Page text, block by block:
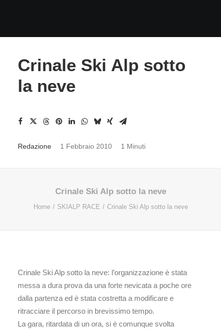
Crinale Ski Alp sotto
la neve
Redazione 1 Febbraio 2010 1 Minuti
Crinale Ski Alp sotto la neve
Home SKIALP RACE Crinale Ski Alp sotto la neve
Crinale Ski Alp sotto la neve: l’organizzazione è stata
messa a dura prova da una forte nevicata a poche ore
dalla partenza ed è stata costretta a modificare e
ritracciare il percorso in brevissimo tempo.
La gara, ritardata di un ora, si è comunque svolta